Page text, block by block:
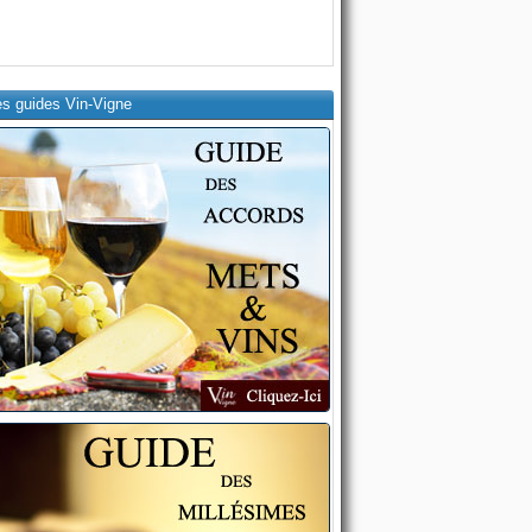
guides Vin-Vigne